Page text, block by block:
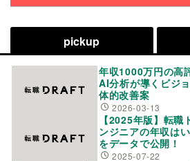
pickup
年収1000万円の高
AI分析が導くビジ
体的改善案
2026-03-13
【2025年版】転
ンジニアの年収は
をデータで公開！
2025-07-22